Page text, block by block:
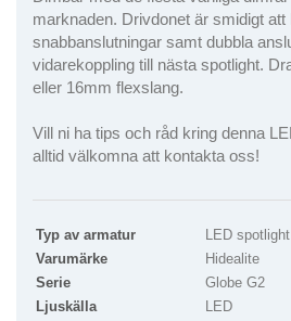
marknaden. Drivdonet är smidigt att
snabbanslutningar samt dubbla
vidarekoppling till nästa spotlight.
eller 16mm flexslang.
Vill ni ha tips och råd kring denna
alltid välkomna att kontakta oss!
Typ av armatur
LED spotlight
Varumärke
Hidealite
Serie
Globe G2
Ljuskälla
LED